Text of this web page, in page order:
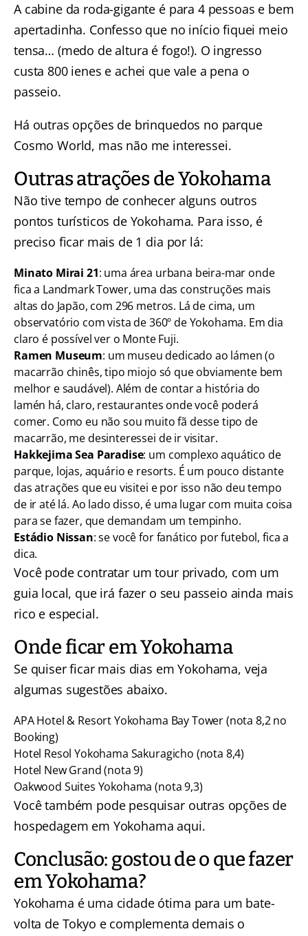
A cabine da roda-gigante é para 4 pessoas e bem
apertadinha. Confesso que no início fiquei meio
tensa… (medo de altura é fogo!). O ingresso
custa 800 ienes e achei que vale a pena o
passeio.
Há outras opções de brinquedos no parque
Cosmo World, mas não me interessei.
Outras atrações de Yokohama
Não tive tempo de conhecer alguns outros
pontos turísticos de Yokohama. Para isso, é
preciso ficar mais de 1 dia por lá:
Minato Mirai 21: uma área urbana beira-mar onde
fica a Landmark Tower, uma das construções mais
altas do Japão, com 296 metros. Lá de cima, um
observatório com vista de 360º de Yokohama. Em dia
claro é possível ver o Monte Fuji.
Ramen Museum: um museu dedicado ao lámen (o
macarrão chinês, tipo miojo só que obviamente bem
melhor e saudável). Além de contar a história do
lamén há, claro, restaurantes onde você poderá
comer. Como eu não sou muito fã desse tipo de
macarrão, me desinteressei de ir visitar.
Hakkejima Sea Paradise: um complexo aquático de
parque, lojas, aquário e resorts. É um pouco distante
das atrações que eu visitei e por isso não deu tempo
de ir até lá. Ao lado disso, é uma lugar com muita coisa
para se fazer, que demandam um tempinho.
Estádio Nissan: se você for fanático por futebol, fica a
dica.
Você pode contratar um tour privado, com um
guia local, que irá fazer o seu passeio ainda mais
rico e especial.
Onde ficar em Yokohama
Se quiser ficar mais dias em Yokohama, veja
algumas sugestões abaixo.
APA Hotel & Resort Yokohama Bay Tower(nota 8,2 no
Booking)
Hotel Resol Yokohama Sakuragicho (nota 8,4)
Hotel New Grand(nota 9)
Oakwood Suites Yokohama (nota 9,3)
Você também pode pesquisar outras opções de
hospedagem em Yokohama aqui.
Conclusão: gostou de o que fazer
em Yokohama?
Yokohama é uma cidade ótima para um bate-
volta de Tokyo e complementa demais o